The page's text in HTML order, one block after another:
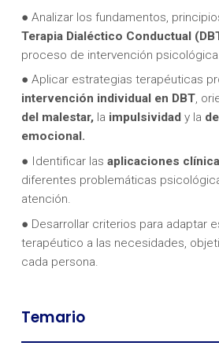
● Analizar los fundamentos,
Terapia Dialéctico Conductual
proceso de intervención
● Aplicar estrategias terapéuticas
intervención individual en DBT,
del malestar,la impulsividad y la
emocional.
● Identificar las aplicaciones
diferentes problemáticas
atención.
● Desarrollar criterios para adaptar
terapéutico a las necesidades,
cada persona.
Temario